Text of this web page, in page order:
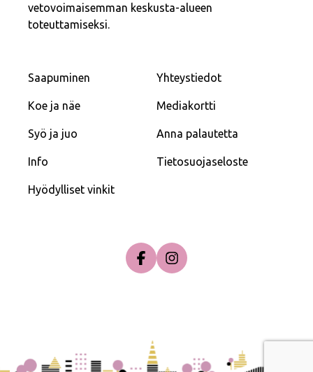
vetovoimaisemman keskusta-alueen
toteuttamiseksi.
Saapuminen
Koe ja näe
Syö ja juo
Info
Hyödylliset vinkit
Yhteystiedot
Mediakortti
Anna palautetta
Tietosuojaseloste